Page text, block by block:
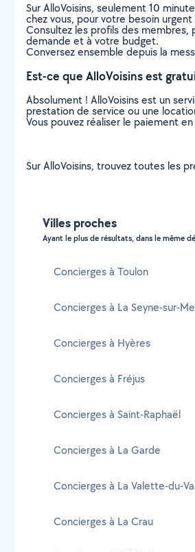
Sur AlloVoisins, seulement 10
chez vous, pour votre besoin
Consultez les profils des
demande et à votre budget.
Conversez ensemble depuis la
Est-ce que AlloVoisins est
Absolument ! AlloVoisins est un
prestation de service ou une
Vous pouvez réaliser le paiement
Sur AlloVoisins, trouvez toutes les
Villes proches
Ayant le plus de résultats, dans le même
Concierges à Toulon
Concierges à La Seyne-sur-
Concierges à Hyères
Concierges à Fréjus
Concierges à Saint-Raphaël
Concierges à La Garde
Concierges à La Valette-du-
Concierges à La Crau